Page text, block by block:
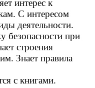
интерес к
С интересом
деятельности.
безопасности при
строения
Знает правила
с книгами.